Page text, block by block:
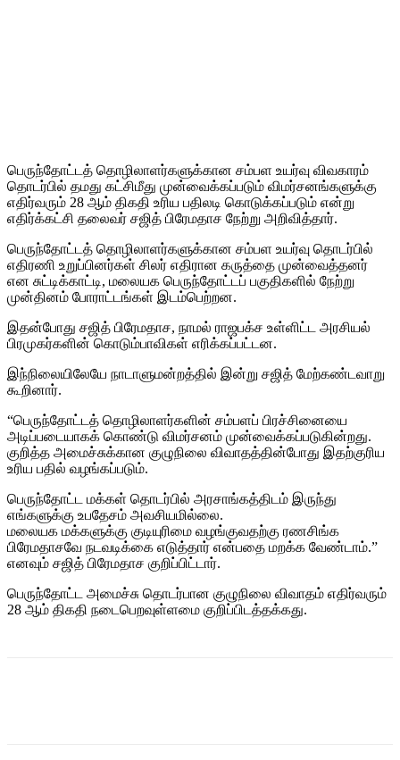
பெருந்தோட்டத் தொழிலாளர்களுக்கான சம்பள உயர்வு விவகாரம்
தொடர்பில் தமது கட்சிமீது முன்வைக்கப்படும் விமர்சனங்களுக்கு
எதிர்வரும் 28 ஆம் திகதி உரிய பதிலடி கொடுக்கப்படும் என்று
எதிர்க்கட்சி தலைவர் சஜித் பிரேமதாச நேற்று அறிவித்தார்.
பெருந்தோட்டத் தொழிலாளர்களுக்கான சம்பள உயர்வு தொடர்பில்
எதிரணி உறுப்பினர்கள் சிலர் எதிரான கருத்தை முன்வைத்தனர்
என சுட்டிக்காட்டி, மலையக பெருந்தோட்டப் பகுதிகளில் நேற்று
முன்தினம் போராட்டங்கள் இடம்பெற்றன.
இதன்போது சஜித் பிரேமதாச, நாமல் ராஜபக்ச உள்ளிட்ட அரசியல்
பிரமுகர்களின் கொடும்பாவிகள் எரிக்கப்பட்டன.
இந்நிலையிலேயே நாடாளுமன்றத்தில் இன்று சஜித் மேற்கண்டவாறு
கூறினார்.
“பெருந்தோட்டத் தொழிலாளர்களின் சம்பளப் பிரச்சினையை
அடிப்படையாகக் கொண்டு விமர்சனம் முன்வைக்கப்படுகின்றது.
குறித்த அமைச்சுக்கான குழுநிலை விவாதத்தின்போது இதற்குரிய
உரிய பதில் வழங்கப்படும்.
பெருந்தோட்ட மக்கள் தொடர்பில் அரசாங்கத்திடம் இருந்து
எங்களுக்கு உபதேசம் அவசியமில்லை.
மலையக மக்களுக்கு குடியுரிமை வழங்குவதற்கு ரணசிங்க
பிரேமதாசவே நடவடிக்கை எடுத்தார் என்பதை மறக்க வேண்டாம்.”
எனவும் சஜித் பிரேமதாச குறிப்பிட்டார்.
பெருந்தோட்ட அமைச்சு தொடர்பான குழுநிலை விவாதம் எதிர்வரும்
28 ஆம் திகதி நடைபெறவுள்ளமை குறிப்பிடத்தக்கது.